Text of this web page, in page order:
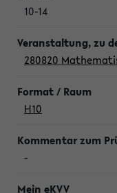
10-14
280820
H10
-